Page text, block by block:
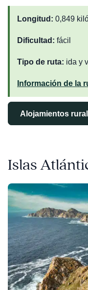
Longitud: 0,849
Dificultad: fácil
Tipo de ruta: ida y
Información de la
Alojamientos
Islas